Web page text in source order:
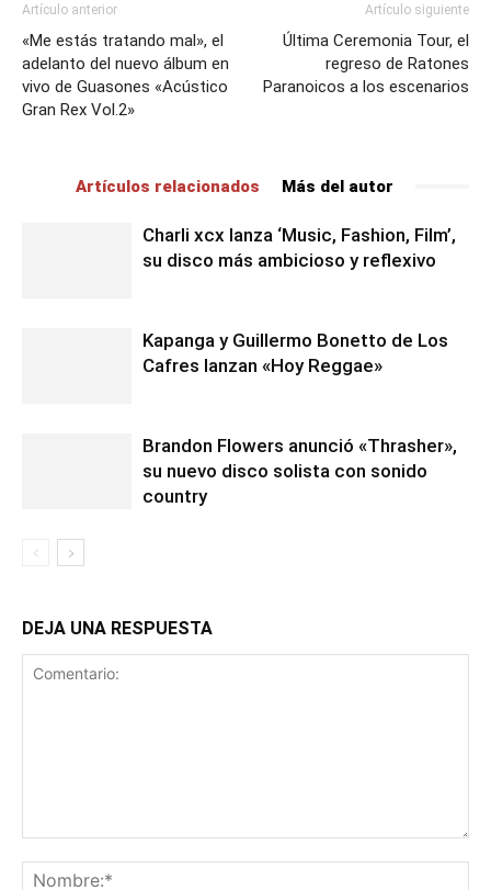
Artículo anterior
«Me estás tratando mal», el
adelanto del nuevo álbum en
vivo de Guasones «Acústico
Gran Rex Vol.2»
Artículo siguiente
Última Ceremonia Tour, el
regreso de Ratones
Paranoicos a los escenarios
Artículos relacionados Más del autor
Charli xcx lanza ‘Music, Fashion, Film’,
su disco más ambicioso y reflexivo
Kapanga y Guillermo Bonetto de Los
Cafres lanzan «Hoy Reggae»
Brandon Flowers anunció «Thrasher»,
su nuevo disco solista con sonido
country
DEJA UNA RESPUESTA